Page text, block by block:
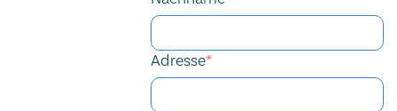
Adresse*